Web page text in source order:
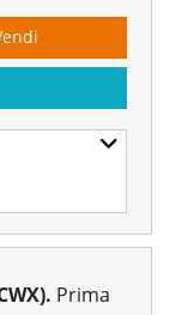
Prima